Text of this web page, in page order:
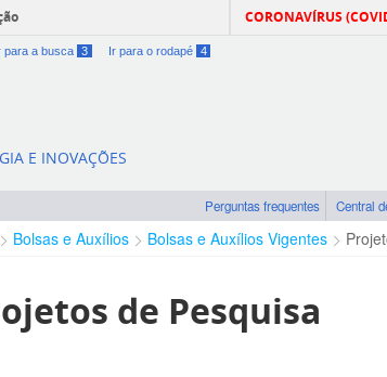
CORONAVÍRUS
para a busca 3 Ir para o rodapé 4
E INOVAÇÕES
Perguntas frequentes Central
Bolsas e Auxílios Bolsas e Auxílios Vigentes
de Pesquisa